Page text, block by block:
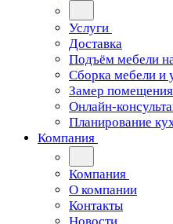
Услуги
Доставка
Подъём мебели
Сборка мебели и
Замер помещения
Онлайн-
Планирование
Компания
Компания
О компании
Контакты